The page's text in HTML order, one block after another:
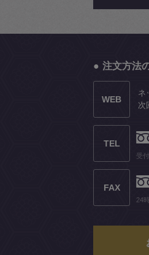
注文方法
WEB
ネ
次
TEL
受
FAX
24